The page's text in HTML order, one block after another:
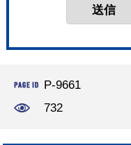
P-9661
732